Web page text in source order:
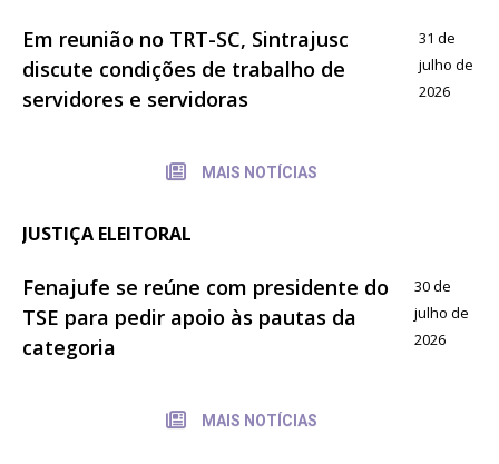
Em reunião no TRT-SC, Sintrajusc
discute condições de trabalho de
servidores e servidoras
31 de
julho de
2026
MAIS NOTÍCIAS
JUSTIÇA ELEITORAL
Fenajufe se reúne com presidente do
TSE para pedir apoio às pautas da
categoria
30 de
julho de
2026
MAIS NOTÍCIAS